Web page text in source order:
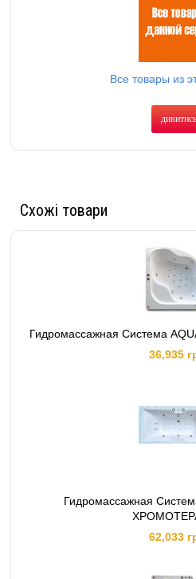
Все товары из
дивитись
Схожі товари
Гидромассажная Система
36,935
Гидромассажная
62,033